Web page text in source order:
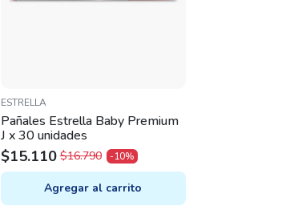
ESTRELLA
Pañales Estrella Baby Premium
J x 30 unidades
$16.790
ORIGINAL
PRICE
WAS:
$15.110
CURRENT
PRICE
IS:
-10%
Agregar al carrito